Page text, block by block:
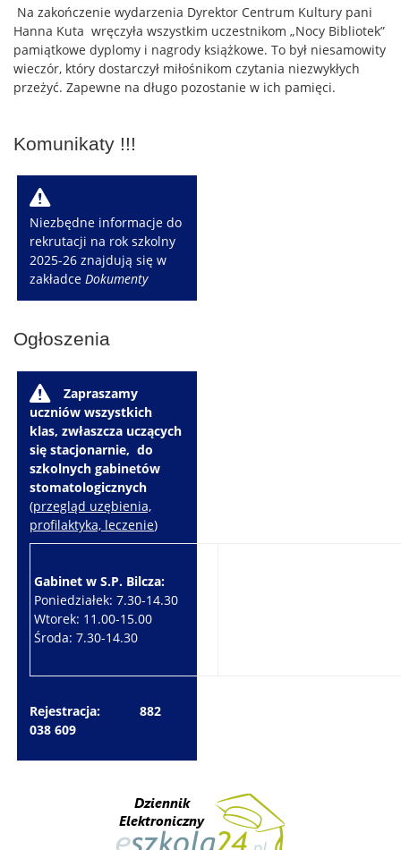
Na zakończenie wydarzenia Dyrektor Centrum Kultury pani
Hanna Kuta wręczyła wszystkim uczestnikom „Nocy Bibliotek”
pamiątkowe dyplomy i nagrody książkowe. To był niesamowity
wieczór, który dostarczył miłośnikom czytania niezwykłych
przeżyć. Zapewne na długo pozostanie w ich pamięci.
Komunikaty !!!
W
Niezbędne informacje do
rekrutacji na rok szkolny
2025-26 znajdują się w
zakładceDokumenty
Ogłoszenia
W
Zapraszamy
uczniów wszystkich
klas, zwłaszcza uczących
się stacjonarnie, do
szkolnych gabinetów
stomatologicznych
(przegląd uzębienia,
profilaktyka, leczenie)
Gabinet w S.P. Bilcza:
Poniedziałek: 7.30-14.30
Wtorek: 11.00-15.00
Środa: 7.30-14.30
Rejestracja: 882
038 609